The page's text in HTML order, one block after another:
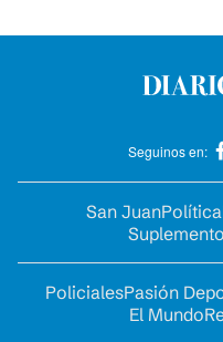
Seguinos en:
San JuanPolítica
PolicialesPasión
El Mundo